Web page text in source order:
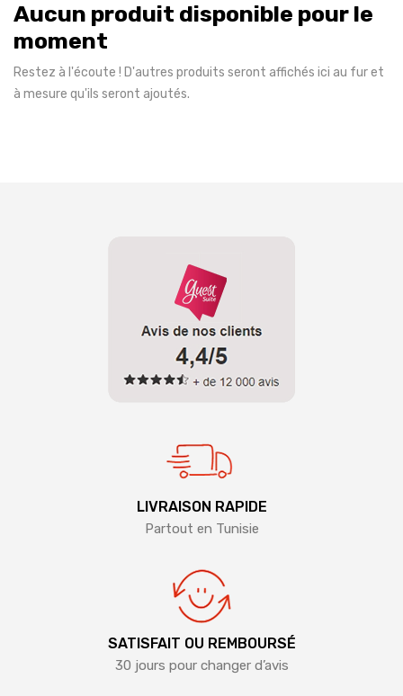
Aucun produit disponible pour le
moment
Restez à l'écoute ! D'autres produits seront affichés ici au fur et
à mesure qu'ils seront ajoutés.
LIVRAISON RAPIDE
Partout en Tunisie
SATISFAIT OU REMBOURSÉ
30 jours pour changer d’avis